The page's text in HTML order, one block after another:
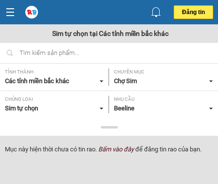
Đăng tin
Sim tự chọn tại Các tỉnh miền bắc khác
TỈNH THÀNH
Các tỉnh miền bắc khác
CHUYÊN MỤC
Chợ Sim
CHỦNG LOẠI
Sim tự chọn
NHU CẦU
Beeline
Tất cả
Mục này hiện thời chưa có tin rao. Bấm vào đâyđể đăng tin rao của bạn.